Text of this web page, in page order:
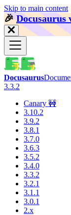
Skip to main content
🎉️Docusaurus
Docusaurus
3.3.2
Canary 🚧
3.10.2
3.9.2
3.8.1
3.7.0
3.6.3
3.5.2
3.4.0
3.3.2
3.2.1
3.1.1
3.0.1
2.x